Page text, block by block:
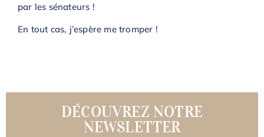
par les sénateurs !
En tout cas, j’espère me tromper !
DÉCOUVREZ NOTRE
NEWSLETTER